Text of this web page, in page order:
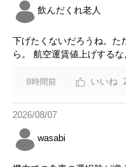
飲んだくれ老人
下げたくないだろうね。た
ら。 航空運賃値上げするな
8時間前
2026/08/07
wasabi